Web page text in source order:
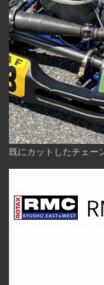
既にカットしたチェー